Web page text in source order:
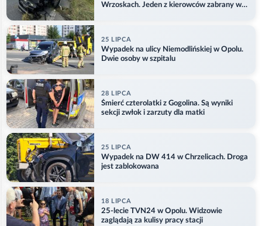
Wrzoskach. Jeden z kierowców zabrany w
25 LIPCA
Wypadek na ulicy Niemodlińskiej w Opolu.
Dwie osoby w szpitalu
28 LIPCA
Śmierć czterolatki z Gogolina. Są wyniki
sekcji zwłok i zarzuty dla matki
25 LIPCA
Wypadek na DW 414 w Chrzelicach. Droga
jest zablokowana
18 LIPCA
25-lecie TVN24 w Opolu. Widzowie
zaglądają za kulisy pracy stacji